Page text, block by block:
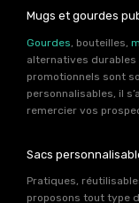
Mugs et gourdes
Gourdes , bouteilles,
alternatives durables
promotionnels sont
personnalisables, il
remercier vos
Sacs
Pratiques,
proposons tout type